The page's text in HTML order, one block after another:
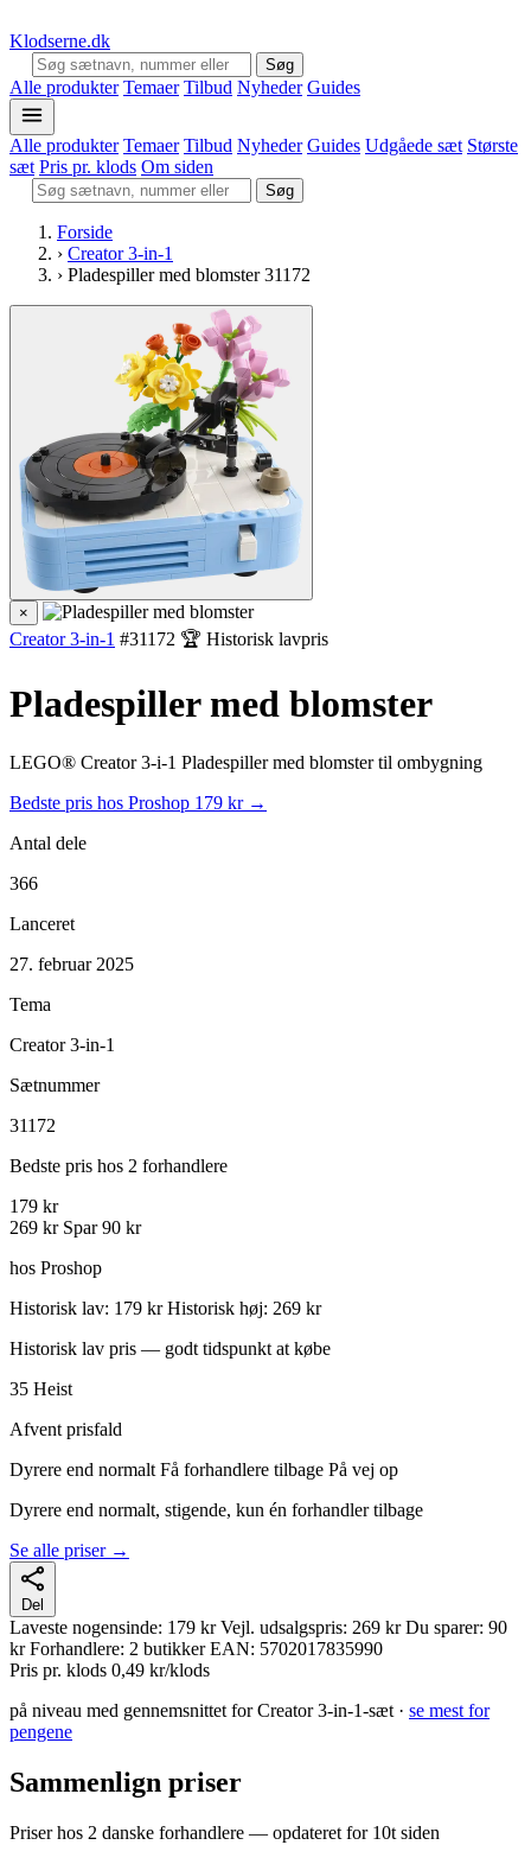
Klodserne.dk
Søg
Alle produkter Temaer Tilbud Nyheder Guides
Alle produkter Temaer Tilbud Nyheder Guides Udgåede sæt Største
sæt Pris pr. klods Om siden
Søg
Forside
› Creator 3-in-1
› Pladespiller med blomster 31172
×
Creator 3-in-1 #31172 🏆 Historisk lavpris
Pladespiller med blomster
LEGO® Creator 3-i-1 Pladespiller med blomster til ombygning
Bedste pris hos Proshop 179 kr →
Antal dele
366
Lanceret
27. februar 2025
Tema
Creator 3-in-1
Sætnummer
31172
Bedste pris hos 2 forhandlere
179 kr
269 kr Spar 90 kr
hos Proshop
Historisk lav: 179 kr Historisk høj: 269 kr
Historisk lav pris — godt tidspunkt at købe
35 Heist
Afvent prisfald
Dyrere end normalt Få forhandlere tilbage På vej op
Dyrere end normalt, stigende, kun én forhandler tilbage
Se alle priser →
Del
Laveste nogensinde: 179 kr Vejl. udsalgspris: 269 kr Du sparer: 90
kr Forhandlere: 2 butikker EAN: 5702017835990
Pris pr. klods 0,49 kr/klods
på niveau med gennemsnittet for Creator 3-in-1-sæt · se mest for
pengene
Sammenlign priser
Priser hos 2 danske forhandlere — opdateret for 10t siden